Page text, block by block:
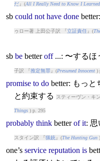
だ』(All I Really Need to Know I
sb could not have done better
ゥロー著 上田公子訳 『立証責任』(
sb be better off...: 〜するほ
子訳 『推定無罪』(Presumed Innocent)
promise to do better: もっと
と約束する
スティーヴン・キ
Things) p. 295
probably think better of it: 思
スタイン訳 『猟銃 』(The Hunting Gun)
one’s service reputation is